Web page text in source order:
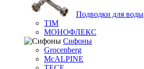
Подводки для воды
TIM
МОНОФЛЕКС
Сифоны
Grocenberg
McALPINE